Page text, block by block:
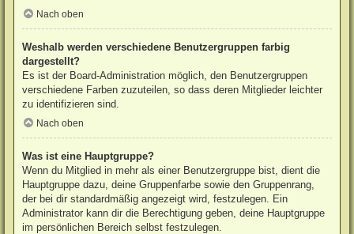
Nach oben
Weshalb werden verschiedene Benutzergruppen farbig
dargestellt?
Es ist der Board-Administration möglich, den Benutzergruppen
verschiedene Farben zuzuteilen, so dass deren Mitglieder leichter
zu identifizieren sind.
Nach oben
Was ist eine Hauptgruppe?
Wenn du Mitglied in mehr als einer Benutzergruppe bist, dient die
Hauptgruppe dazu, deine Gruppenfarbe sowie den Gruppenrang,
der bei dir standardmäßig angezeigt wird, festzulegen. Ein
Administrator kann dir die Berechtigung geben, deine Hauptgruppe
im persönlichen Bereich selbst festzulegen.